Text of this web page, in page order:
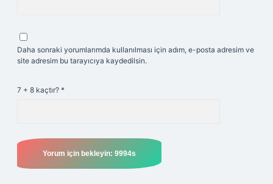
Daha sonraki yorumlarımda kullanılması için adım, e-posta adresim ve
site adresim bu tarayıcıya kaydedilsin.
7 + 8 kaçtır? *